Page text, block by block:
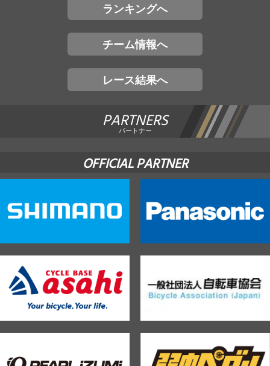
ランキングへ
チーム情報へ
レース結果へ
PARTNERS
パートナー
OFFICIAL PARTNER